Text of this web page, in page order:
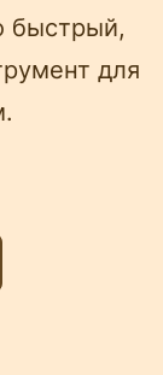
быстрый,
для